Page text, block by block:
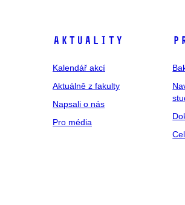
Aktuality
Kalendář akcí
Aktuálně z fakulty
Napsali o nás
Pro média